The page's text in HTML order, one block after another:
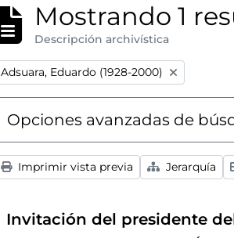
Mostrando 1
Descripción archivística
Remove filter:
Adsuara, Eduardo (1928-2000)
Opciones avanzadas de
Imprimir vista previa Jerarquía